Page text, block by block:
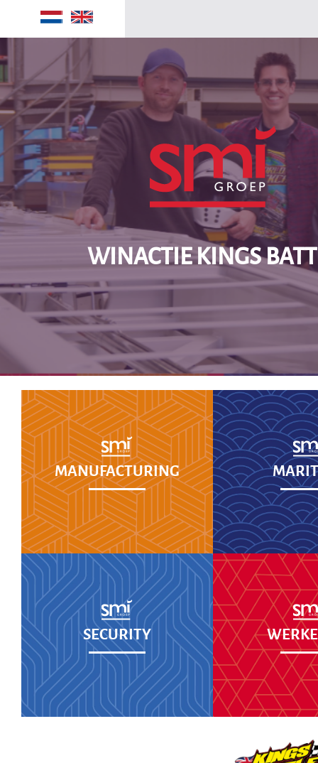
Manufacturing
Security
Maritime
SMI groep
Over ons
Contact
Home Winactie Kings Battle
WINACTIE KINGS
MANUFACTURING
SECURITY